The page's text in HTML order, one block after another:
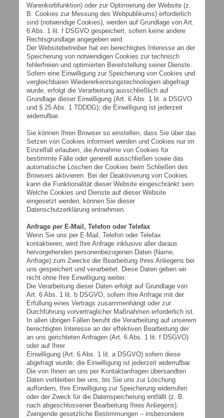
Warenkorbfunktion) oder zur Optimierung der Website (z.
B. Cookies zur Messung des Webpublikums) erforderlich
sind (notwendige Cookies), werden auf Grundlage von Art.
6 Abs. 1 lit. f DSGVO gespeichert, sofern keine andere
Rechtsgrundlage angegeben wird.
Der Websitebetreiber hat ein berechtigtes Interesse an der
Speicherung von notwendigen Cookies zur technisch
fehlerfreien und optimierten Bereitstellung seiner Dienste.
Sofern eine Einwilligung zur Speicherung von Cookies und
vergleichbaren Wiedererkennungstechnologien abgefragt
wurde, erfolgt die Verarbeitung ausschließlich auf
Grundlage dieser Einwilligung (Art. 6 Abs. 1 lit. a DSGVO
und § 25 Abs. 1 TDDDG); die Einwilligung ist jederzeit
widerrufbar.
Sie können Ihren Browser so einstellen, dass Sie über das
Setzen von Cookies informiert werden und Cookies nur im
Einzelfall erlauben, die Annahme von Cookies für
bestimmte Fälle oder generell ausschließen sowie das
automatische Löschen der Cookies beim Schließen des
Browsers aktivieren. Bei der Deaktivierung von Cookies
kann die Funktionalität dieser Website eingeschränkt sein.
Welche Cookies und Dienste auf dieser Website
eingesetzt werden, können Sie dieser
Datenschutzerklärung entnehmen.
Anfrage per E-Mail, Telefon oder Telefax
Wenn Sie uns per E-Mail, Telefon oder Telefax
kontaktieren, wird Ihre Anfrage inklusive aller daraus
hervorgehenden personenbezogenen Daten (Name,
Anfrage) zum Zwecke der Bearbeitung Ihres Anliegens bei
uns gespeichert und verarbeitet. Diese Daten geben wir
nicht ohne Ihre Einwilligung weiter.
Die Verarbeitung dieser Daten erfolgt auf Grundlage von
Art. 6 Abs. 1 lit. b DSGVO, sofern Ihre Anfrage mit der
Erfüllung eines Vertrags zusammenhängt oder zur
Durchführung vorvertraglicher Maßnahmen erforderlich ist.
In allen übrigen Fällen beruht die Verarbeitung auf unserem
berechtigten Interesse an der effektiven Bearbeitung der
an uns gerichteten Anfragen (Art. 6 Abs. 1 lit. f DSGVO)
oder auf Ihrer
Einwilligung (Art. 6 Abs. 1 lit. a DSGVO) sofern diese
abgefragt wurde; die Einwilligung ist jederzeit widerrufbar.
Die von Ihnen an uns per Kontaktanfragen übersandten
Daten verbleiben bei uns, bis Sie uns zur Löschung
auffordern, Ihre Einwilligung zur Speicherung widerrufen
oder der Zweck für die Datenspeicherung entfällt (z. B.
nach abgeschlossener Bearbeitung Ihres Anliegens).
Zwingende gesetzliche Bestimmungen – insbesondere